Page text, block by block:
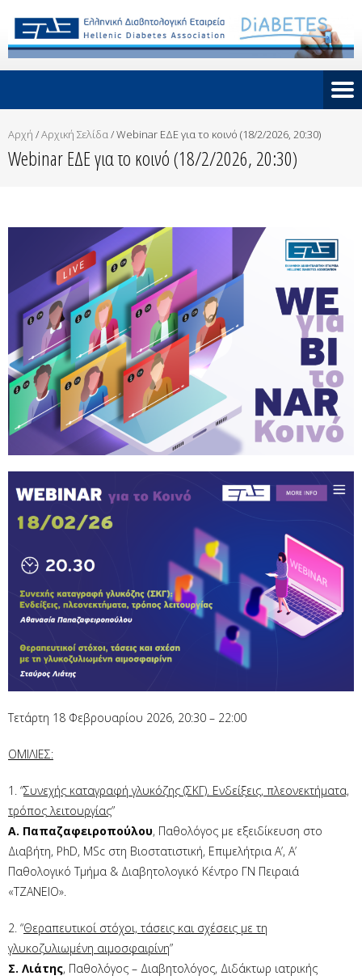
Αρχή /Αρχική Σελίδα/Webinar ΕΔΕ για το κοινό (18/2/2026, 20:30)
Webinar ΕΔΕ για το κοινό (18/2/2026, 20:30)
Τετάρτη 18 Φεβρουαρίου 2026, 20:30 – 22:00
ΟΜΙΛΙΕΣ:
1. “Συνεχής καταγραφή γλυκόζης (ΣΚΓ). Ενδείξεις, πλεονεκτήματα,
τρόπος λειτουργίας”
Α. Παπαζαφειροπούλου, Παθολόγος με εξειδίκευση στο
Διαβήτη, PhD, MSc στη Βιοστατιστική, Επιμελήτρια Α’, Α’
Παθολογικό Τμήμα & Διαβητολογικό Κέντρο ΓΝ Πειραιά
«ΤΖΑΝΕΙΟ».
2. “Θεραπευτικοί στόχοι, τάσεις και σχέσεις με τη
γλυκοζυλιωμένη αιμοσφαιρίνη”
Σ. Λιάτης, Παθολόγος – Διαβητολόγος, Διδάκτωρ ιατρικής